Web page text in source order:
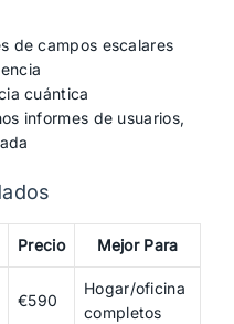
de campos escalares
cuántica
informes de usuarios,
Precio Mejor Para
€590
Hogar/oficina
completos